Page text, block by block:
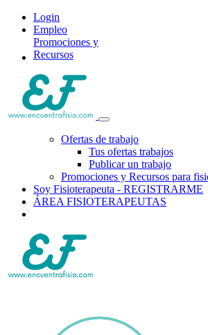
Login
Empleo
Promociones y
Recursos
Ofertas de trabajo
Tus ofertas trabajos
Publicar un trabajo
Promociones y Recursos para
Soy Fisioterapeuta - REGISTRARME
ÁREA FISIOTERAPEUTAS